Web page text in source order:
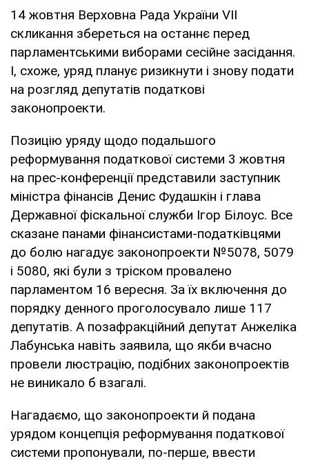
14 жовтня Верховна Рада України VII
скликання збереться на останнє перед
парламентськими виборами сесійне засідання.
І, схоже, уряд планує ризикнути і знову подати
на розгляд депутатів податкові
законопроекти.
Позицію уряду щодо подальшого
реформування податкової системи 3 жовтня
на прес-конференції представили заступник
міністра фінансів Денис Фудашкін і глава
Державної фіскальної служби Ігор Білоус. Все
сказане панами фінансистами-податківцями
до болю нагадує законопроекти №5078, 5079
і 5080, які були з тріском провалено
парламентом 16 вересня. За їх включення до
порядку денного проголосувало лише 117
депутатів. А позафракційний депутат Анжеліка
Лабунська навіть заявила, що якби вчасно
провели люстрацію, подібних законопроектів
не виникало б взагалі.
Нагадаємо, що законопроекти й подана
урядом концепція реформування податкової
системи пропонували, по-перше, ввести